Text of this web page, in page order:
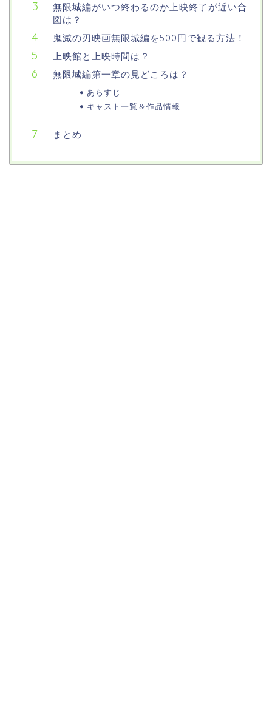
無限城編がいつ終わるのか上映終了が近い合
図は？
鬼滅の刃映画無限城編を500円で観る方法！
上映館と上映時間は？
無限城編第一章の見どころは？
あらすじ
キャスト一覧＆作品情報
まとめ